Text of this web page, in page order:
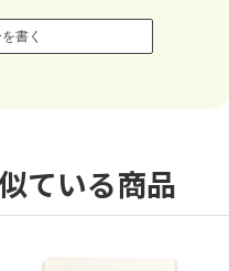
書く
ている商品